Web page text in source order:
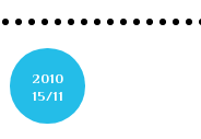
2010
15/11